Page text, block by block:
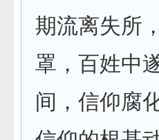
期流离失所
罩，百姓中
间，信仰腐